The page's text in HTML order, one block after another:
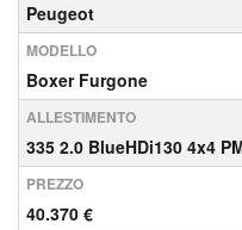
Peugeot
MODELLO
Boxer Furgone
ALLESTIMENTO
335 2.0 BlueHDi130 4x4
PREZZO
40.370 €